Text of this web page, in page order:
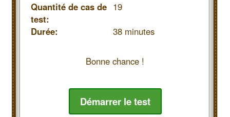
Quantité de cas de
test:
19
Durée:
38 minutes
Bonne chance !
Démarrer le test